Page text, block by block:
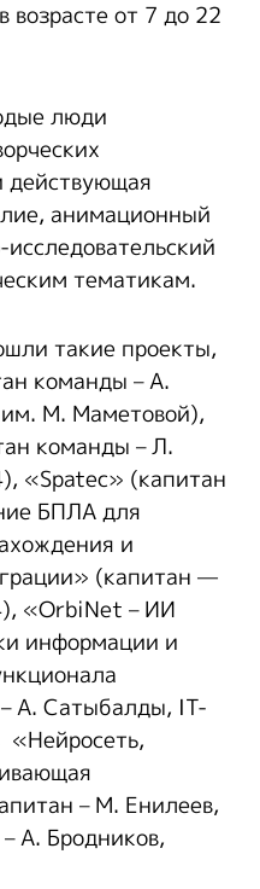
от 7 до 22
люди
действующая
анимационный
тематикам.
такие проекты,
команды – А.
М. Маметовой),
команды – Л.
«Spatec» (капитан
БПЛА для
и
(капитан —
«OrbiNet – ИИ
информации и
А. Сатыбалды, IT-
– М. Енилеев,
А. Бродников,